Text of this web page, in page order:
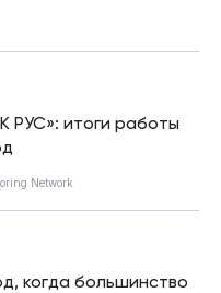
РУС»: итоги работы
Network
когда большинство